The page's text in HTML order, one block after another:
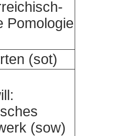
Pomologie
(sot)
(sow)